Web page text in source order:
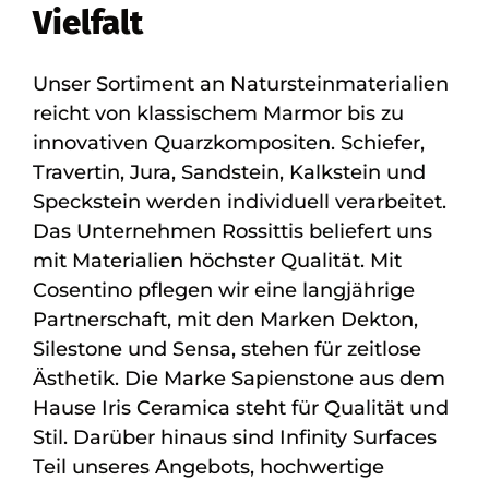
Vielfalt
Unser Sortiment an Natursteinmaterialien
reicht von klassischem Marmor bis zu
innovativen Quarzkompositen. Schiefer,
Travertin, Jura, Sandstein, Kalkstein und
Speckstein werden individuell verarbeitet.
Das Unternehmen Rossittis beliefert uns
mit Materialien höchster Qualität. Mit
Cosentino pflegen wir eine langjährige
Partnerschaft, mit den Marken Dekton,
Silestone und Sensa, stehen für zeitlose
Ästhetik. Die Marke Sapienstone aus dem
Hause Iris Ceramica steht für Qualität und
Stil. Darüber hinaus sind Infinity Surfaces
Teil unseres Angebots, hochwertige